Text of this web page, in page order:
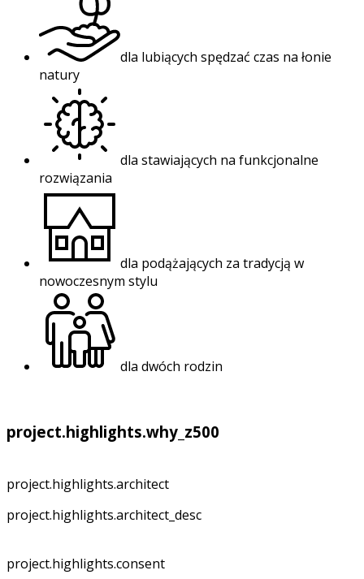
dla lubiących spędzać czas na łonie
natury
dla stawiających na funkcjonalne
rozwiązania
dla podążających za tradycją w
nowoczesnym stylu
dla dwóch rodzin
project.highlights.why_z500
project.highlights.architect
project.highlights.architect_desc
project.highlights.consent